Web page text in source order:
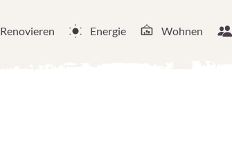
Renovieren Energie Wohnen